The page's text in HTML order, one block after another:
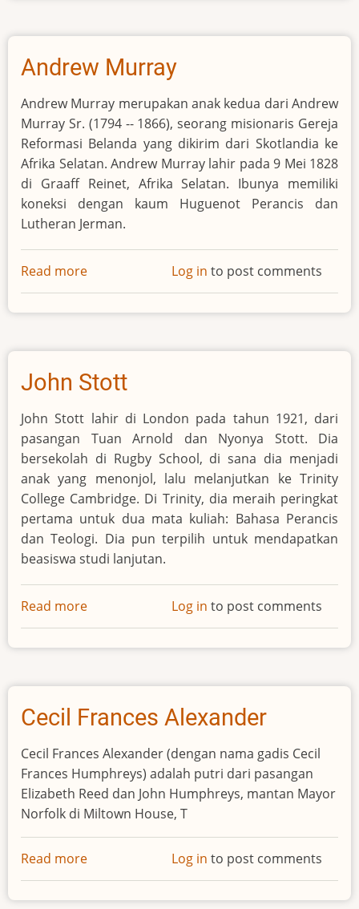
Andrew Murray
Andrew Murray merupakan anak kedua dari Andrew
Murray Sr. (1794 -- 1866), seorang misionaris Gereja
Reformasi Belanda yang dikirim dari Skotlandia ke
Afrika Selatan. Andrew Murray lahir pada 9 Mei 1828
di Graaff Reinet, Afrika Selatan. Ibunya memiliki
koneksi dengan kaum Huguenot Perancis dan
Lutheran Jerman.
Read more
Andrew
Murray
Log in to post comments
John Stott
John Stott lahir di London pada tahun 1921, dari
pasangan Tuan Arnold dan Nyonya Stott. Dia
bersekolah di Rugby School, di sana dia menjadi
anak yang menonjol, lalu melanjutkan ke Trinity
College Cambridge. Di Trinity, dia meraih peringkat
pertama untuk dua mata kuliah: Bahasa Perancis
dan Teologi. Dia pun terpilih untuk mendapatkan
beasiswa studi lanjutan.
Read more
John
Stott
Log in to post comments
Cecil Frances Alexander
Cecil Frances Alexander (dengan nama gadis Cecil
Frances Humphreys) adalah putri dari pasangan
Elizabeth Reed dan John Humphreys, mantan Mayor
Norfolk di Miltown House, T
Read more
Cecil
Frances
Log in to post comments